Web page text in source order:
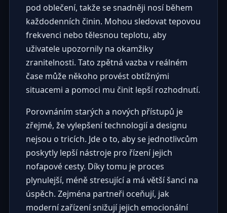
pod oblečení, takže se snadněji nosí během
každodenních činin. Mohou sledovat tepovou
frekvenci nebo tělesnou teplotu, aby
uživatele upozornily na okamžiky
zranitelnosti. Tato zpětná vazba v reálném
čase může někoho provést obtížnými
situacemi a pomoci mu činit lepší rozhodnutí.
Porovnáním starých a nových přístupů je
zřejmé, že vylepšení technologií a designu
nejsou o tricích. Jde o to, aby se jednotlivcům
poskytly lepší nástroje pro řízení jejich
nofapové cesty. Díky tomu je proces
plynulejší, méně stresující a má větší šanci na
úspěch. Zejména partneři oceňují, jak
moderní zařízení snižují jejich emocionální